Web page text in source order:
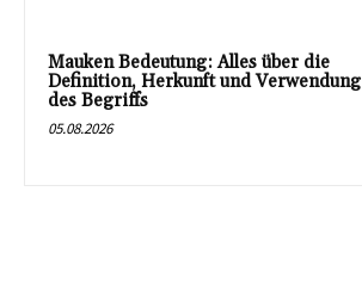
Mauken Bedeutung: Alles über die
Definition, Herkunft und Verwendung
des Begriffs
05.08.2026